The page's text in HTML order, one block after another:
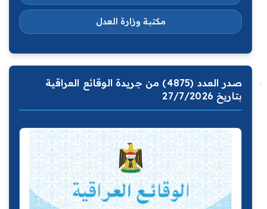
مكتبة وزارة العدل
صدر العدد (4875) من جريدة الوقائع العراقية
بتاريخ 27/7/2026